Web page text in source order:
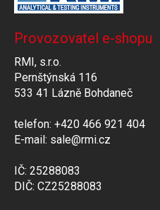
Provozovatel e-shopu
RMI, s.r.o.
Pernštýnská 116
533 41 Lázně Bohdaneč
telefon: +420 466 921 404
E-mail: sale@rmi.cz
IČ: 25288083
DIČ: CZ25288083